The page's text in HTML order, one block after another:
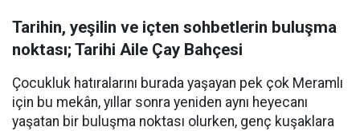
Tarihin, yeşilin ve içten sohbetlerin buluşma
noktası; Tarihi Aile Çay Bahçesi
Çocukluk hatıralarını burada yaşayan pek çok Meramlı
için bu mekân, yıllar sonra yeniden aynı heyecanı
yaşatan bir buluşma noktası olurken, genç kuşaklara